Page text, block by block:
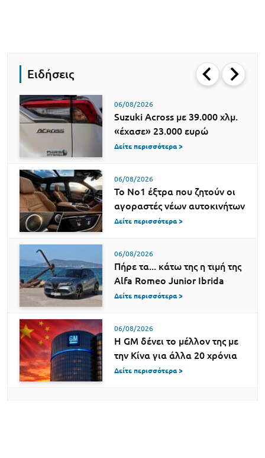
Ειδήσεις
06/08/2026
Suzuki Across με 39.000 χλμ.
«έχασε» 23.000 ευρώ
Δείτε περισσότερα >
06/08/2026
Το Νο1 έξτρα που ζητούν οι
αγοραστές νέων αυτοκινήτων
Δείτε περισσότερα >
06/08/2026
Πήρε τα... κάτω της η τιμή της
Alfa Romeo Junior Ibrida
Δείτε περισσότερα >
06/08/2026
Η GM δένει το μέλλον της με
την Κίνα για άλλα 20 χρόνια
Δείτε περισσότερα >